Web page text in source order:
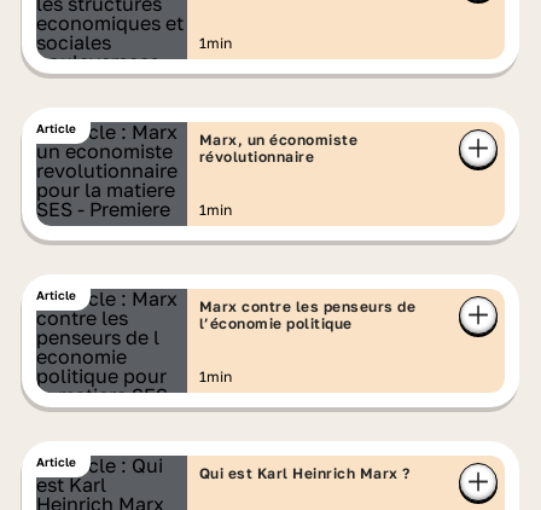
1min
Article
Marx, un économiste
révolutionnaire
1min
Article
Marx contre les penseurs de
l’économie politique
1min
Article
Qui est Karl Heinrich Marx ?